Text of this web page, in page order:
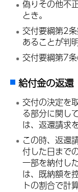
偽りその他不
とき。
交付要綱第2
あることが判
交付要綱第7条
給付金の返還
交付の決定を
る部分に関し
は、返還請求
この時、返還
付した日まで
一部を納付し
は、既納額を
トの割合で計